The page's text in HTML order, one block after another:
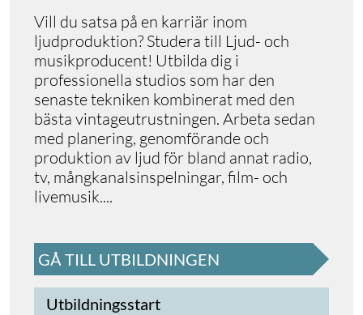
Vill du satsa på en karriär inom
ljudproduktion? Studera till Ljud- och
musikproducent! Utbilda dig i
professionella studios som har den
senaste tekniken kombinerat med den
bästa vintageutrustningen. Arbeta sedan
med planering, genomförande och
produktion av ljud för bland annat radio,
tv, mångkanalsinspelningar, film- och
livemusik....
GÅ TILL UTBILDNINGEN
Utbildningsstart